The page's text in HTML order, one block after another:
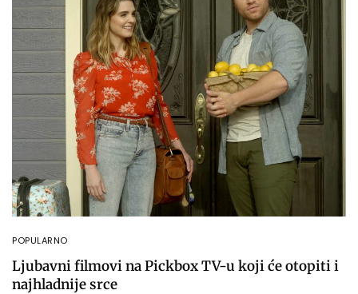
POPULARNO
Ljubavni filmovi na Pickbox TV-u koji će otopiti i
najhladnije srce